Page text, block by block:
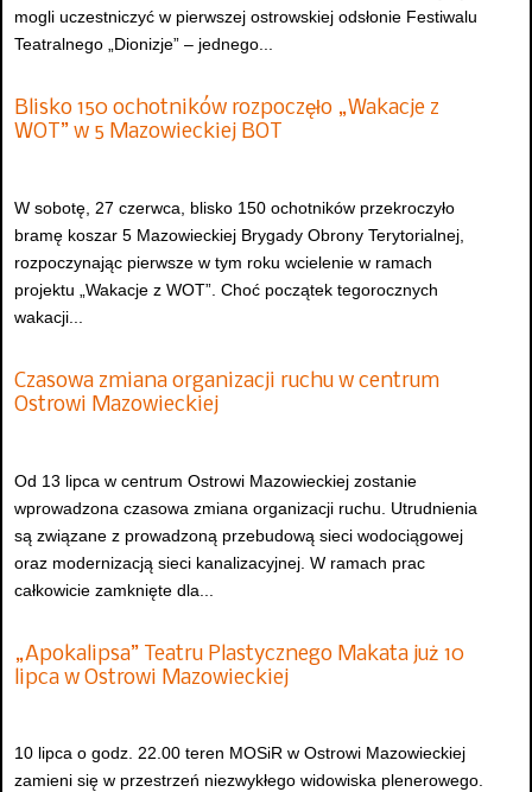
mogli uczestniczyć w pierwszej ostrowskiej odsłonie Festiwalu
Teatralnego „Dionizje” – jednego...
Blisko 150 ochotników rozpoczęło „Wakacje z
WOT” w 5 Mazowieckiej BOT
W sobotę, 27 czerwca, blisko 150 ochotników przekroczyło
bramę koszar 5 Mazowieckiej Brygady Obrony Terytorialnej,
rozpoczynając pierwsze w tym roku wcielenie w ramach
projektu „Wakacje z WOT”. Choć początek tegorocznych
wakacji...
Czasowa zmiana organizacji ruchu w centrum
Ostrowi Mazowieckiej
Od 13 lipca w centrum Ostrowi Mazowieckiej zostanie
wprowadzona czasowa zmiana organizacji ruchu. Utrudnienia
są związane z prowadzoną przebudową sieci wodociągowej
oraz modernizacją sieci kanalizacyjnej. W ramach prac
całkowicie zamknięte dla...
„Apokalipsa” Teatru Plastycznego Makata już 10
lipca w Ostrowi Mazowieckiej
10 lipca o godz. 22.00 teren MOSiR w Ostrowi Mazowieckiej
zamieni się w przestrzeń niezwykłego widowiska plenerowego.